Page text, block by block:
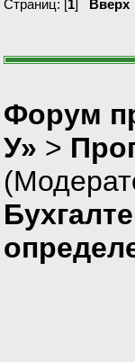
Страниц: [1] Вверх
Форум
У» >